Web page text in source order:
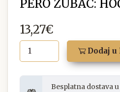
PERO ZUBAC:
13,27€
Dodaj u
Besplatna dostava